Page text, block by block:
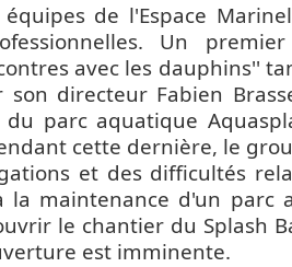
de l'Espace
Un
avec les dauphins''
son directeur Fabien
parc aquatique
cette dernière, le
et des difficultés
la maintenance d'un parc
le chantier du Splash
est imminente.